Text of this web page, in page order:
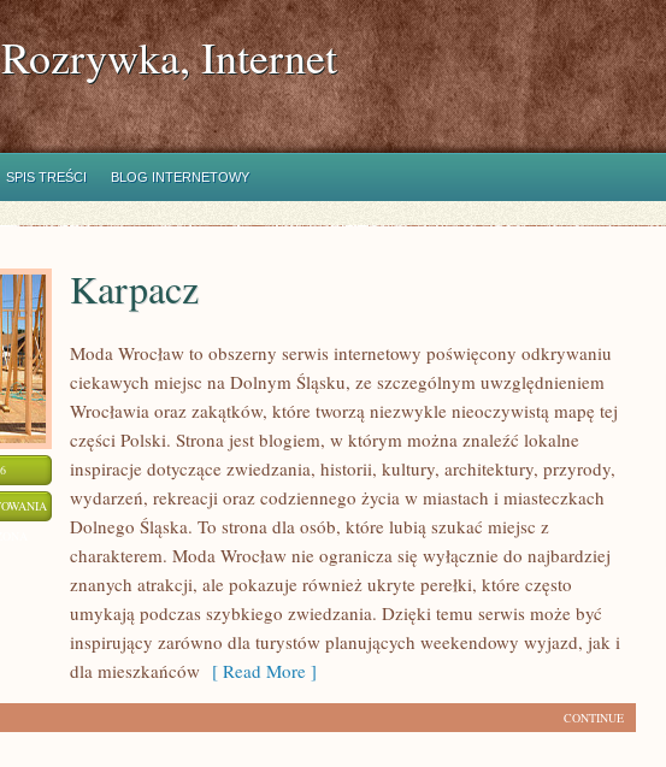
Internet
SPIS TREŚCI BLOG INTERNETOWY
KARPACZ
Karpacz
Moda Wrocław to obszerny serwis internetowy poświęcony odkrywaniu
ciekawych miejsc na Dolnym Śląsku, ze szczególnym uwzględnieniem
Wrocławia oraz zakątków, które tworzą niezwykle nieoczywistą mapę tej
części Polski. Strona jest blogiem, w którym można znaleźć lokalne
inspiracje dotyczące zwiedzania, historii, kultury, architektury, przyrody,
wydarzeń, rekreacji oraz codziennego życia w miastach i miasteczkach
Dolnego Śląska. To strona dla osób, które lubią szukać miejsc z
charakterem. Moda Wrocław nie ogranicza się wyłącznie do najbardziej
znanych atrakcji, ale pokazuje również ukryte perełki, które często
umykają podczas szybkiego zwiedzania. Dzięki temu serwis może być
inspirujący zarówno dla turystów planujących weekendowy wyjazd, jak i
dla mieszkańców [ Read More ]
CONTINUE